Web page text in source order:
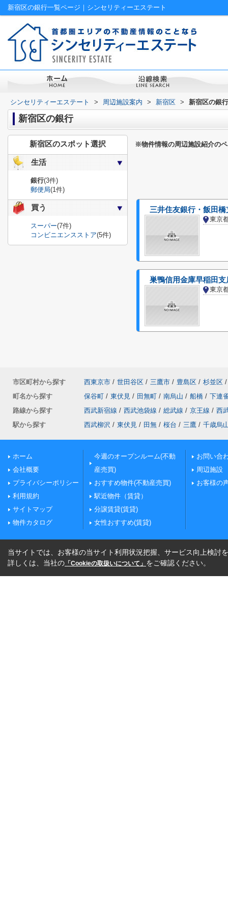
新宿区の銀行一覧ページ｜シンセリティーエステート
シンセリティーエステート > 周辺施設案内 > 新宿区 > 新宿区の銀行
新宿区の銀行
※物件情報の周辺施設紹介の
三井住友銀行・飯田橋
東京
巣鴨信用金庫早稲田支
東京
新宿区のスポット選択
生活
銀行(3件)
郵便局(1件)
買う
スーパー(7件)
コンビニエンスストア(5件)
市区町村から探す 西東京市 / 世田谷区 / 三鷹市 / 豊島区 / 杉並区 /
町名から探す
保谷町 / 東伏見 / 田無町 / 南烏山 / 船橋 / 下連
路線から探す
西武新宿線 / 西武池袋線 / 総武線 / 京王線 / 西
駅から探す
西武柳沢 / 東伏見 / 田無 / 桜台 / 三鷹 / 千歳烏
ホーム
会社概要
プライバシーポリシー
利用規約
サイトマップ
物件カタログ
今週のオープンルーム(不動
産売買)
おすすめ物件(不動産売買)
駅近物件（賃貸）
分譲賃貸(賃貸)
女性おすすめ(賃貸)
お問い合
周辺施設
お客様の
当サイトでは、お客様の当サイト利用状況把握、サービス向上検討
詳しくは、当社の 「Cookieの取扱いについて」 をご確認ください。